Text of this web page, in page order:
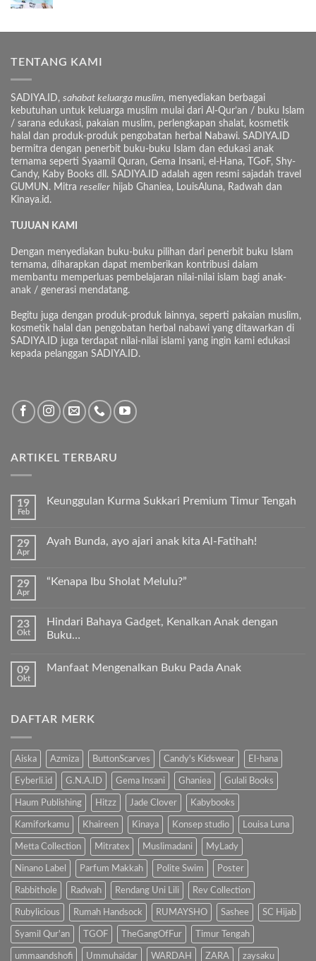
TENTANG KAMI
SADIYA.ID, sahabat keluarga muslim, menyediakan berbagai
kebutuhan untuk keluarga muslim mulai dari Al-Qur’an / buku Islam
/ sarana edukasi, pakaian muslim, perlengkapan shalat, kosmetik
halal dan produk-produk pengobatan herbal Nabawi. SADIYA.ID
bermitra dengan penerbit buku-buku Islam dan edukasi anak
ternama seperti Syaamil Quran, Gema Insani, el-Hana, TGoF, Shy-
Candy, Kaby Books dll. SADIYA.ID adalah agen resmi sajadah travel
GUMUN. Mitra reseller hijab Ghaniea, LouisAluna, Radwah dan
Kinaya.id.
TUJUAN KAMI
Dengan menyediakan buku-buku pilihan dari penerbit buku Islam
ternama, diharapkan dapat memberikan kontribusi dalam
membantu memperluas pembelajaran nilai-nilai islam bagi anak-
anak / generasi mendatang.
Begitu juga dengan produk-produk lainnya, seperti pakaian muslim,
kosmetik halal dan pengobatan herbal nabawi yang ditawarkan di
SADIYA.ID juga terdapat nilai-nilai islami yang ingin kami edukasi
kepada pelanggan SADIYA.ID.
ARTIKEL TERBARU
19
Feb
Keunggulan Kurma Sukkari Premium Timur Tengah
pada
Premium
29
Apr
Ayah Bunda, ayo ajari anak kita Al-Fatihah!
komentar
pada
ajari
anak
kita
29
Apr
“Kenapa Ibu Sholat Melulu?”
pada
“Kenapa
23
Okt
Hindari Bahaya Gadget, Kenalkan Anak dengan
Buku…
komentar
Kenalkan
Anak
09
Okt
Manfaat Mengenalkan Buku Pada Anak
Manfaat
Anak
DAFTAR MERK
Aiska Azmiza ButtonScarves Candy's Kidswear El-hana
Eyberli.id G.N.A.ID Gema Insani Ghaniea Gulali Books
Haum Publishing Hitzz Jade Clover Kabybooks
Kamiforkamu Khaireen Kinaya Konsep studio Louisa Luna
Metta Collection Mitratex Muslimadani MyLady
Ninano Label Parfum Makkah Polite Swim Poster
Rabbithole Radwah Rendang Uni Lili Rev Collection
Rubylicious Rumah Handsock RUMAYSHO Sashee SC Hijab
Syamil Qur'an TGOF TheGangOfFur Timur Tengah
ummaandshofi Ummuhaidar WARDAH ZARA zaysaku